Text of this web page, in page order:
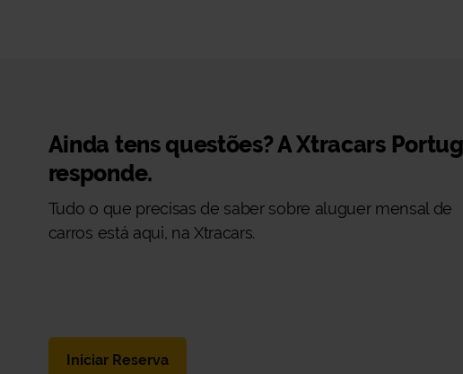
Ainda tens questões? A Xtracars
responde.
Tudo o que precisas de saber sobre aluguer mensal de
carros está aqui, na Xtracars.
Iniciar Reserva